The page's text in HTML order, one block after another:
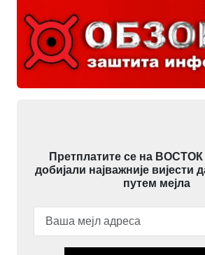
Претплатите се на ВОСТОК
добијали најважније вијести
путем мејла